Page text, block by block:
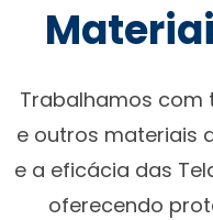
Trabalhamos com
e outros materiais
e a eficácia das
oferecendo